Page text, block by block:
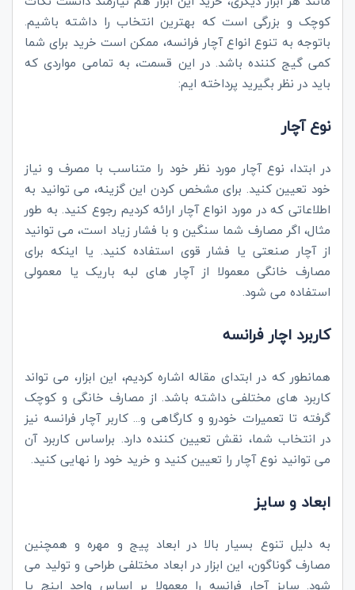
کوچک و بزرگی است که بهترین انتخاب را داشته باشیم.
باتوجه به تنوع انواع آچار فرانسه، ممکن است خرید برای شما
کمی گیج کننده باشد. در این قسمت، به تمامی مواردی که
باید در نظر بگیرید پرداخته ایم:
نوع آچار
در ابتدا، نوع آچار مورد نظر خود را متناسب با مصرف و نیاز
خود تعیین کنید. برای مشخص کردن این گزینه، می توانید به
اطلاعاتی که در مورد انواع آچار ارائه کردیم رجوع کنید. به طور
مثال، اگر مصارف شما سنگین و با فشار زیاد است، می توانید
از آچار صنعتی یا فشار قوی استفاده کنید. یا اینکه برای
مصارف خانگی معمولا از آچار های لبه باریک یا معمولی
استفاده می شود.
کاربرد اچار فرانسه
همانطور که در ابتدای مقاله اشاره کردیم، این ابزار، می تواند
کاربرد های مختلفی داشته باشد. از مصارف خانگی و کوچک
گرفته تا تعمیرات خودرو و کارگاهی و... کاربر آچار فرانسه نیز
در انتخاب شما، نقش تعیین کننده دارد. براساس کاربرد آن
می توانید نوع آچار را تعیین کنید و خرید خود را نهایی کنید.
ابعاد و سایز
به دلیل تنوع بسیار بالا در ابعاد پیج و مهره و همچنین
مصارف گوناگون، این ابزار در ابعاد مختلفی طراحی و تولید می
شود. سایز آچار فرانسه را معمولا بر اساس واحد اینچ یا